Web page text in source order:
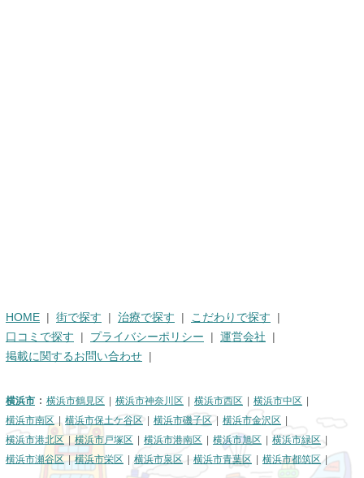
HOME 街で探す 治療で探す
こだわりで探す
口コミで探す
プライバシーポリシー
運営会社
掲載に関するお問い合わせ
横浜市 横浜市鶴見区 横浜市神奈川区 横浜市西区
横浜市中区
横浜市南区
横浜市保土ケ谷区 横浜市磯子区
横浜市金沢区
横浜市港北区
横浜市戸塚区 横浜市港南区 横浜市旭区
横浜市緑区
横浜市瀬谷区
横浜市栄区 横浜市泉区 横浜市青葉区 横浜市都筑区